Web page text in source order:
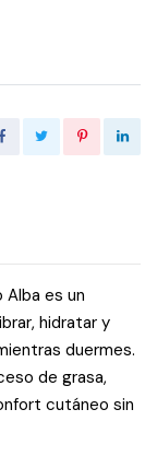
es un
hidratar y
duermes.
de grasa,
cutáneo sin